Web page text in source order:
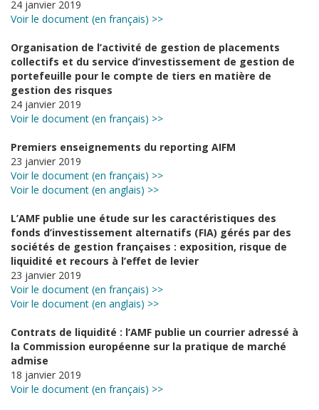
24 janvier 2019
Voir le document (en français) >>
Organisation de l’activité de gestion de placements
collectifs et du service d’investissement de gestion de
portefeuille pour le compte de tiers en matière de
gestion des risques
24 janvier 2019
Voir le document (en français) >>
Premiers enseignements du reporting AIFM
23 janvier 2019
Voir le document (en français) >>
Voir le document (en anglais) >>
L’AMF publie une étude sur les caractéristiques des
fonds d’investissement alternatifs (FIA) gérés par des
sociétés de gestion françaises : exposition, risque de
liquidité et recours à l’effet de levier
23 janvier 2019
Voir le document (en français) >>
Voir le document (en anglais) >>
Contrats de liquidité : l’AMF publie un courrier adressé à
la Commission européenne sur la pratique de marché
admise
18 janvier 2019
Voir le document (en français) >>